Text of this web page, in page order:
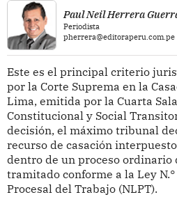
Paul Neil Herrera
Periodista
pherrera@editoraperu.com.pe
Este es el principal criterio
por la Corte Suprema en la
Lima, emitida por la Cuarta
Constitucional y Social
decisión, el máximo tribunal
recurso de casación
dentro de un proceso ordinario
tramitado conforme a la Ley
Procesal del Trabajo (NLPT).